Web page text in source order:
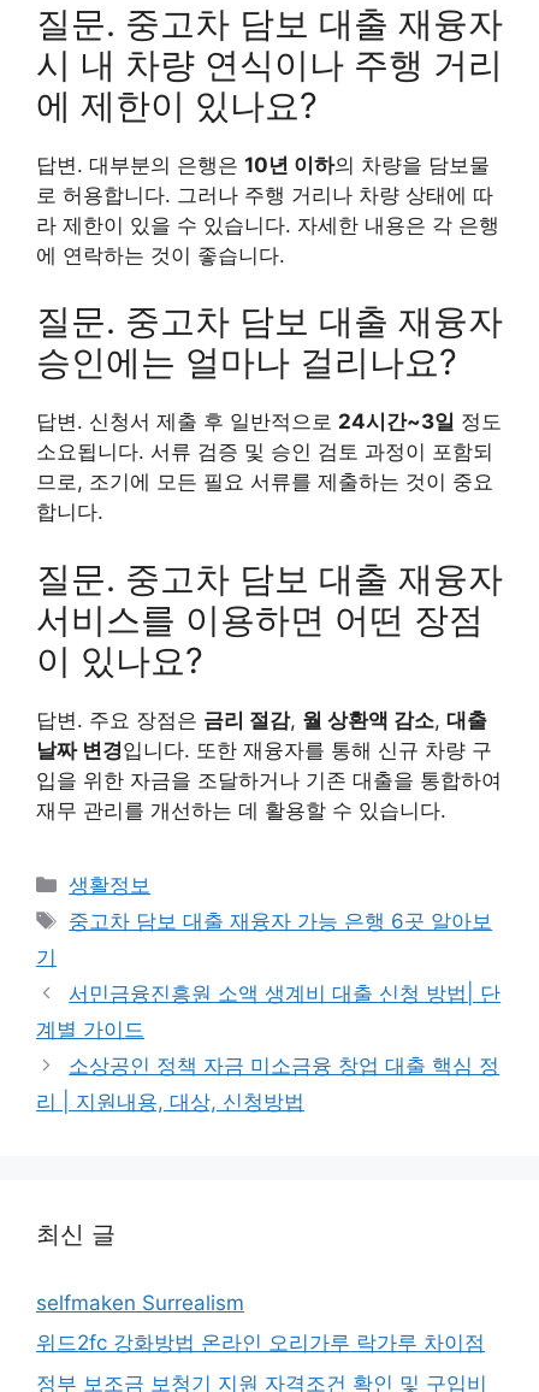
질문. 중고차 담보 대출 재융자
시 내 차량 연식이나 주행 거리
에 제한이 있나요?
답변. 대부분의 은행은 10년 이하의 차량을 담보물
로 허용합니다. 그러나 주행 거리나 차량 상태에 따
라 제한이 있을 수 있습니다. 자세한 내용은 각 은행
에 연락하는 것이 좋습니다.
질문. 중고차 담보 대출 재융자
승인에는 얼마나 걸리나요?
답변. 신청서 제출 후 일반적으로 24시간~3일 정도
소요됩니다. 서류 검증 및 승인 검토 과정이 포함되
므로, 조기에 모든 필요 서류를 제출하는 것이 중요
합니다.
질문. 중고차 담보 대출 재융자
서비스를 이용하면 어떤 장점
이 있나요?
답변. 주요 장점은 금리 절감, 월 상환액 감소, 대출
날짜 변경입니다. 또한 재융자를 통해 신규 차량 구
입을 위한 자금을 조달하거나 기존 대출을 통합하여
재무 관리를 개선하는 데 활용할 수 있습니다.
카
테
고
생활정보
태
중고차 담보 대출 재융자 가능 은행 6곳 알아보
기
서민금융진흥원 소액 생계비 대출 신청 방법| 단
계별 가이드
소상공인 정책 자금 미소금융 창업 대출 핵심 정
리 | 지원내용, 대상, 신청방법
최신 글
selfmaken Surrealism
위드2fc 강화방법 온라인 오리가루 락가루 차이점
정부 보조금 보청기 지원 자격조건 확인 및 구입비